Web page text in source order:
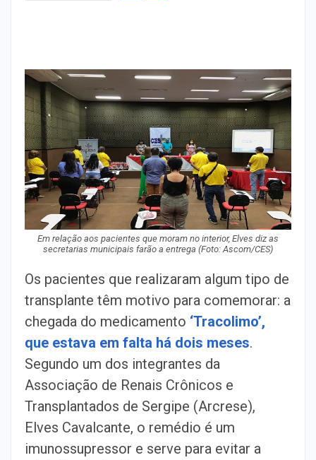
Em relação aos pacientes que moram no interior, Elves diz as
secretarias municipais farão a entrega (Foto: Ascom/CES)
Os pacientes que realizaram algum tipo de
transplante têm motivo para comemorar: a
chegada do medicamento ‘Tracolimo’,
que estava em falta há dois meses.
Segundo um dos integrantes da
Associação de Renais Crônicos e
Transplantados de Sergipe (Arcrese),
Elves Cavalcante, o remédio é um
imunossupressor e serve para evitar a